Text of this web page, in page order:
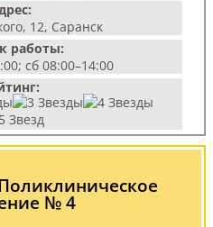
12, Саранск
работы:
сб 08:00–14:00
№ 4